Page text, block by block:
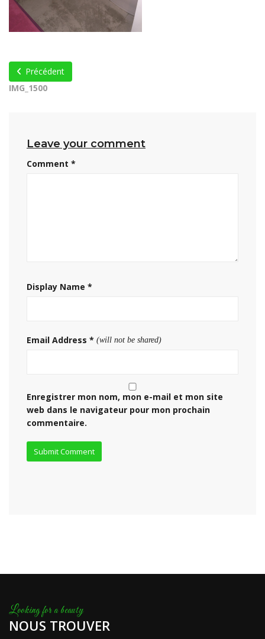
Précédent
IMG_1500
Leave your comment
Comment *
Display Name *
Email Address * (will not be shared)
Enregistrer mon nom, mon e-mail et mon site
web dans le navigateur pour mon prochain
commentaire.
NOUS TROUVER